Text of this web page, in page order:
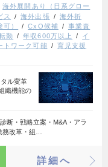
海外展開あり（日系グロー
ス 海外出張
海外折
） CxO候補
事業責
勤 年収600万以上
イ
トワーク可能
育児支援
ル変革
織機能の
断・戦略立案・M&A・アラ
務改革・組…
詳細へ